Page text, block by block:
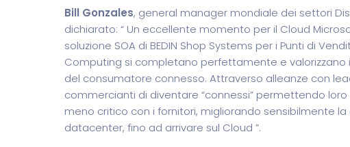
Bill Gonzales, general manager mondiale dei settori
dichiarato: “ Un eccellente momento per il Cloud
soluzione SOA di BEDIN Shop Systems per i Punti di
Computing si completano perfettamente e valorizzano
del consumatore connesso. Attraverso alleanze con
commercianti di diventare “connessi” permettendo
meno critico con i fornitori, migliorando sensibilmente
datacenter, fino ad arrivare sul Cloud ”.